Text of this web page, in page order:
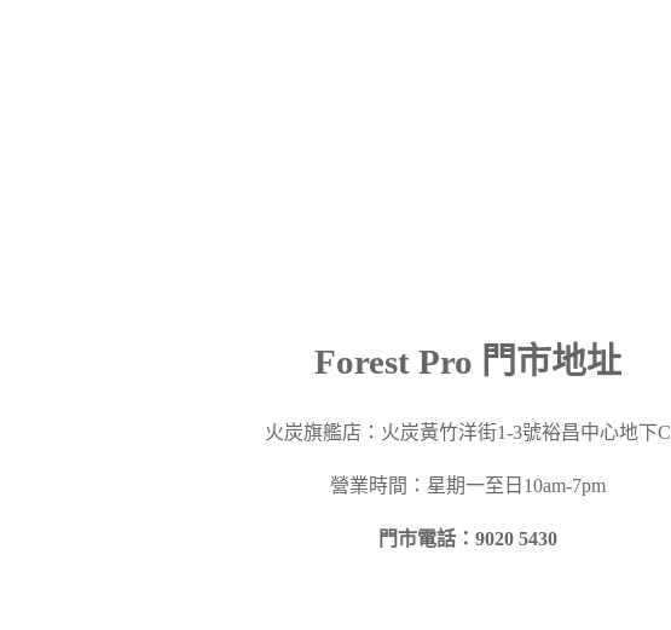
Forest Pro 門市地址
火炭旗艦店：火炭黃竹洋街1-3號裕昌中心地下C
營業時間：星期一至日10am-7pm
門市電話：9020 5430